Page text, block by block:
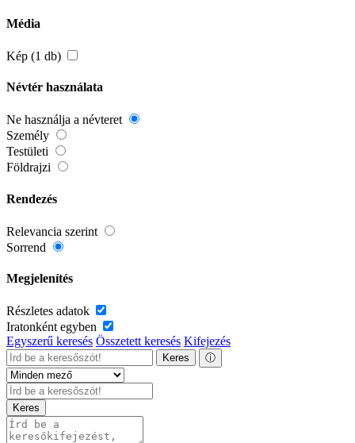
Média
Kép (1 db)
Névtér használata
Ne használja a névteret
Személy
Testületi
Földrajzi
Rendezés
Relevancia szerint
Sorrend
Megjelenítés
Részletes adatok
Iratonként egyben
Egyszerű keresés Összetett keresés Kifejezés
Keres ⓘ
Keres